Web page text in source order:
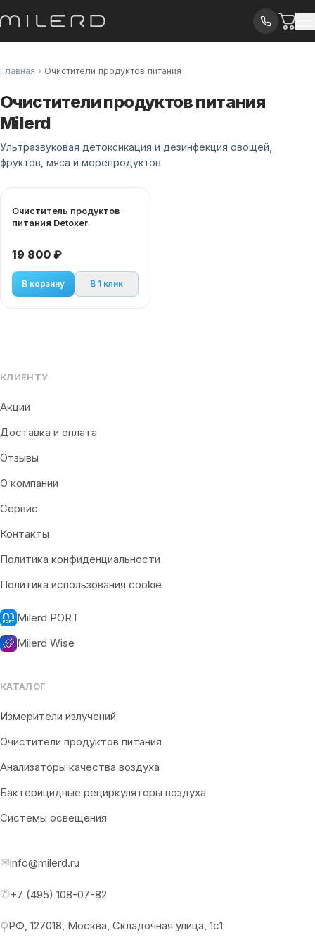
Главная › Очистители продуктов питания
Очистители продуктов питания
Milerd
Ультразвуковая детоксикация и дезинфекция овощей,
фруктов, мяса и морепродуктов.
Очиститель продуктов
питания Detoxer
19 800 ₽
В корзину В 1 клик
КЛИЕНТУ
Акции
Доставка и оплата
Отзывы
О компании
Сервис
Контакты
Политика конфиденциальности
Политика использования cookie
Milerd PORT
Milerd Wise
КАТАЛОГ
Измерители излучений
Очистители продуктов питания
Анализаторы качества воздуха
Бактерицидные рециркуляторы воздуха
Системы освещения
✉info@milerd.ru
✆+7 (495) 108-07-82
⚲РФ, 127018, Москва, Складочная улица, 1с1